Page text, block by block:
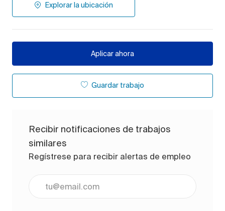
Explorar la ubicación
Aplicar ahora
Guardar trabajo
Recibir notificaciones de trabajos
similares
Regístrese para recibir alertas de empleo
Ingrese la dirección de correo electrónico